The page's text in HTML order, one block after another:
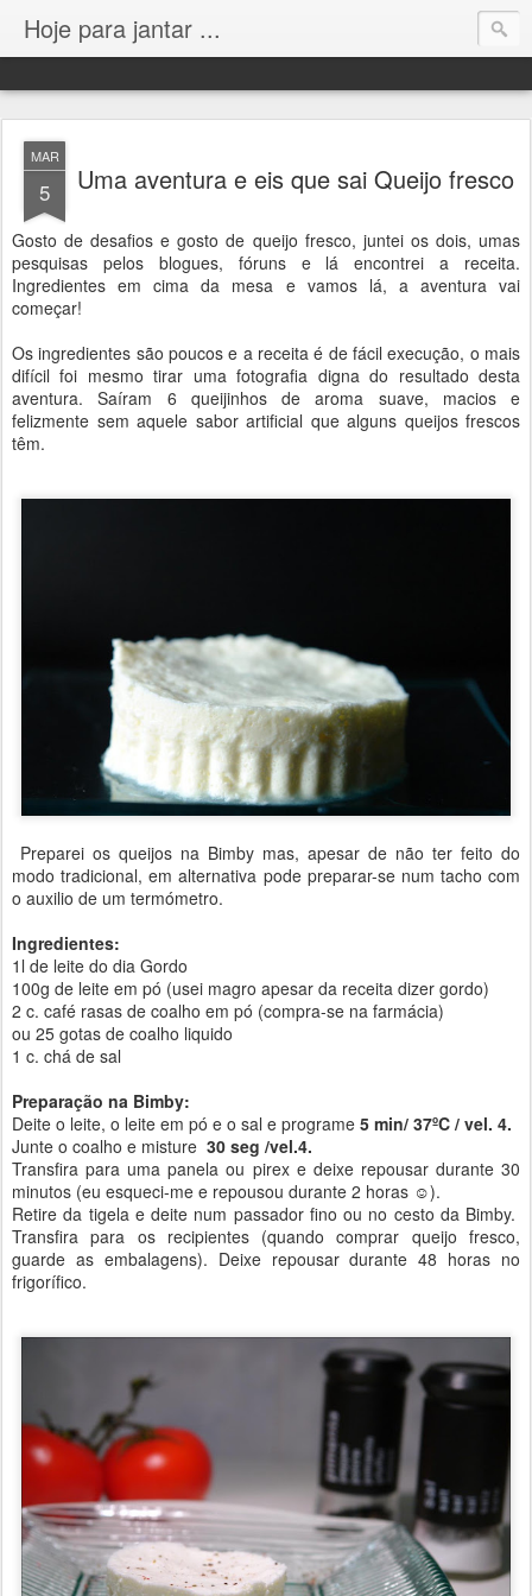
Hoje para jantar ...
MAR
5 Uma aventura e eis que sai Queijo fresco
Gosto de desafios e gosto de queijo fresco, juntei os dois, umas
pesquisas pelos blogues, fóruns e lá encontrei a receita.
Ingredientes em cima da mesa e vamos lá, a aventura vai
começar!
Os ingredientes são poucos e a receita é de fácil execução, o mais
difícil foi mesmo tirar uma fotografia digna do resultado desta
aventura. Saíram 6 queijinhos de aroma suave, macios e
felizmente sem aquele sabor artificial que alguns queijos frescos
têm.
Preparei os queijos na Bimby mas, apesar de não ter feito do
modo tradicional, em alternativa pode preparar-se num tacho com
o auxilio de um termómetro.
Ingredientes:
1l de leite do dia Gordo
100g de leite em pó (usei magro apesar da receita dizer gordo)
2 c. café rasas de coalho em pó (compra-se na farmácia)
ou 25 gotas de coalho liquido
1 c. chá de sal
Preparação na Bimby:
Deite o leite, o leite em pó e o sal e programe 5 min/ 37ºC / vel. 4.
Junte o coalho e misture 30 seg /vel.4.
Transfira para uma panela ou pirex e deixe repousar durante 30
minutos (eu esqueci-me e repousou durante 2 horas ☺).
Retire da tigela e deite num passador fino ou no cesto da Bimby.
Transfira para os recipientes (quando comprar queijo fresco,
guarde as embalagens). Deixe repousar durante 48 horas no
frigorífico.